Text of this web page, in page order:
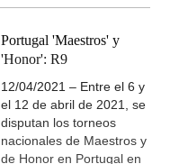
Portugal 'Maestros' y
'Honor': R9
12/04/2021 – Entre el 6 y
el 12 de abril de 2021, se
disputan los torneos
nacionales de Maestros y
de Honor en Portugal en